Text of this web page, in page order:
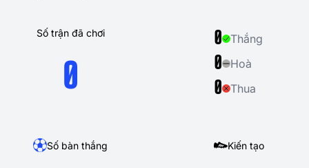
Số trận đã chơi
0
Số bàn thắng Kiến tạo
0 Thắng
0 Hoà
0 Thua